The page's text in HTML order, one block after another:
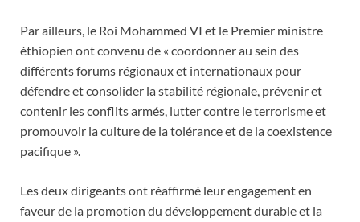
Par ailleurs, le Roi Mohammed VI et le Premier ministre
éthiopien ont convenu de « coordonner au sein des
différents forums régionaux et internationaux pour
défendre et consolider la stabilité régionale, prévenir et
contenir les conflits armés, lutter contre le terrorisme et
promouvoir la culture de la tolérance et de la coexistence
pacifique ».
Les deux dirigeants ont réaffirmé leur engagement en
faveur de la promotion du développement durable et la